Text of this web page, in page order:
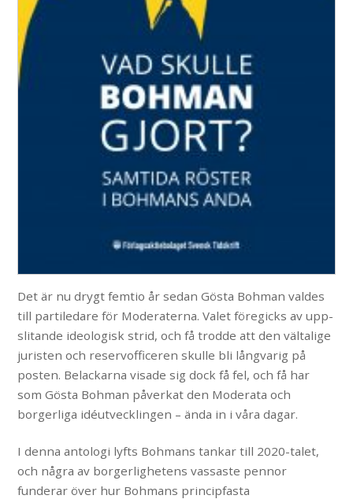
Det är nu drygt femtio år sedan Gösta Bohman valdes
till partiledare för Moderaterna. Valet föregicks av upp-
slitande ideologisk strid, och få trodde att den vältalige
juristen och reservofficeren skulle bli långvarig på
posten. Belackarna visade sig dock få fel, och få har
som Gösta Bohman påverkat den Moderata och
borgerliga idéutvecklingen – ända in i våra dagar.
I denna antologi lyfts Bohmans tankar till 2020-talet,
och några av borgerlighetens vassaste pennor
funderar över hur Bohmans principfasta